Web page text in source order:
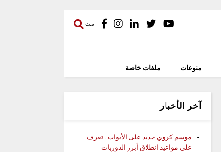
بحث
منوعات ملفات خاصة
آخر الأخبار
موسم كروي جديد على الأبواب.. تعرف
على مواعيد انطلاق أبرز الدوريات